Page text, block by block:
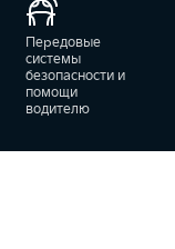
Передовые
системы
безопасности и
помощи
водителю